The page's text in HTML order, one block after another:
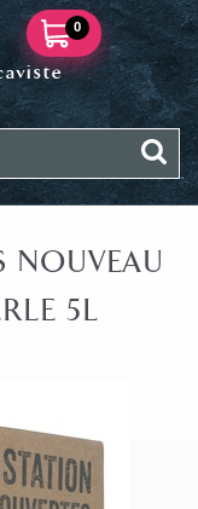
0
NOUVEAU
5L